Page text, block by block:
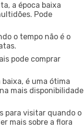
a época baixa
Pode
o tempo não é o
pode comprar
é uma ótima
mais disponibilidade
para visitar quando o
mais sobre a flora